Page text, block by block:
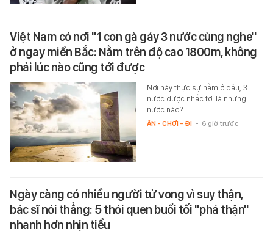
Việt Nam có nơi "1 con gà gáy 3 nước cùng nghe"
ở ngay miền Bắc: Nằm trên độ cao 1800m, không
phải lúc nào cũng tới được
Nơi này thực sự nằm ở đâu, 3
nước được nhắc tới là những
nước nào?
ĂN - CHƠI - ĐI - 6 giờ trước
Ngày càng có nhiều người tử vong vì suy thận,
bác sĩ nói thẳng: 5 thói quen buổi tối "phá thận"
nhanh hơn nhịn tiểu